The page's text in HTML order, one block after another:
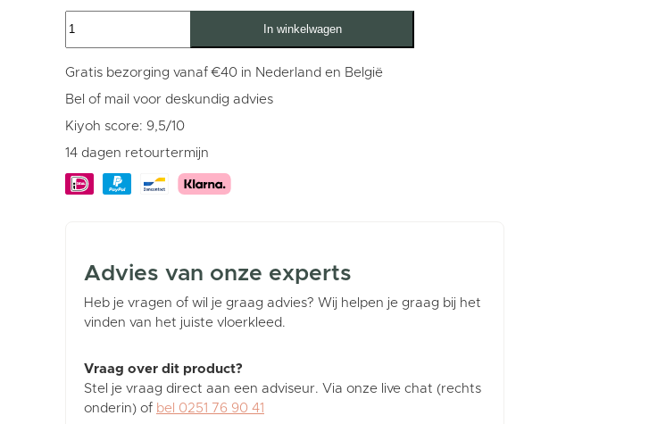
Vloerkleed
Karaca
-
x
cm
aantal
In winkelwagen
Gratis bezorging vanaf €40 in Nederland en België
Bel of mail voor deskundig advies
Kiyoh score: 9,5/10
14 dagen retourtermijn
Advies van onze experts
Heb je vragen of wil je graag advies? Wij helpen je graag bij het
vinden van het juiste vloerkleed.
Vraag over dit product?
Stel je vraag direct aan een adviseur. Via onze live chat (rechts
onderin) of bel 0251 76 90 41